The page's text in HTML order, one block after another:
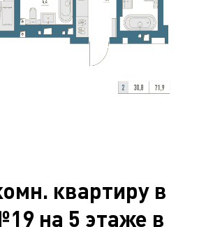
квартиру в
на 5 этаже в